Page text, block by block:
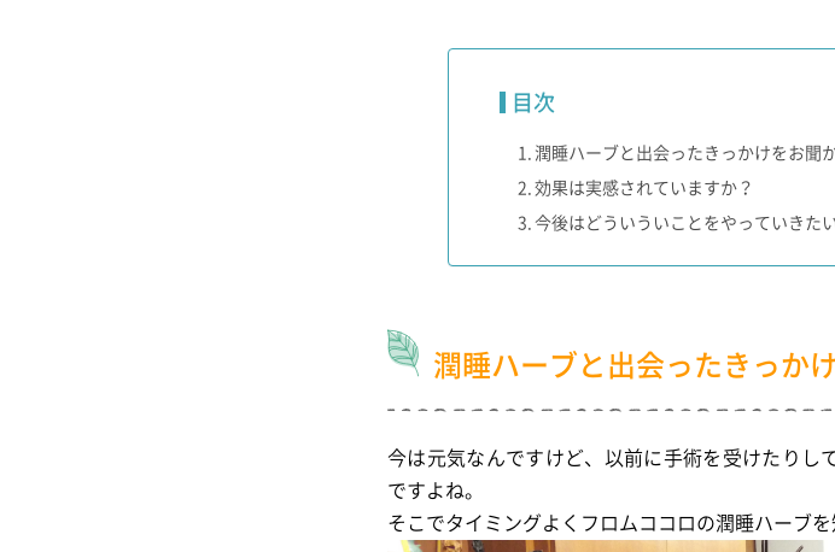
目次
潤睡ハーブと出会ったきっかけをお聞
効果は実感されていますか？
今後はどういういことをやっていきた
潤睡ハーブと出会ったきっか
今は元気なんですけど、以前に手術を受けたりし
ですよね。
そこでタイミングよくフロムココロの潤睡ハーブを